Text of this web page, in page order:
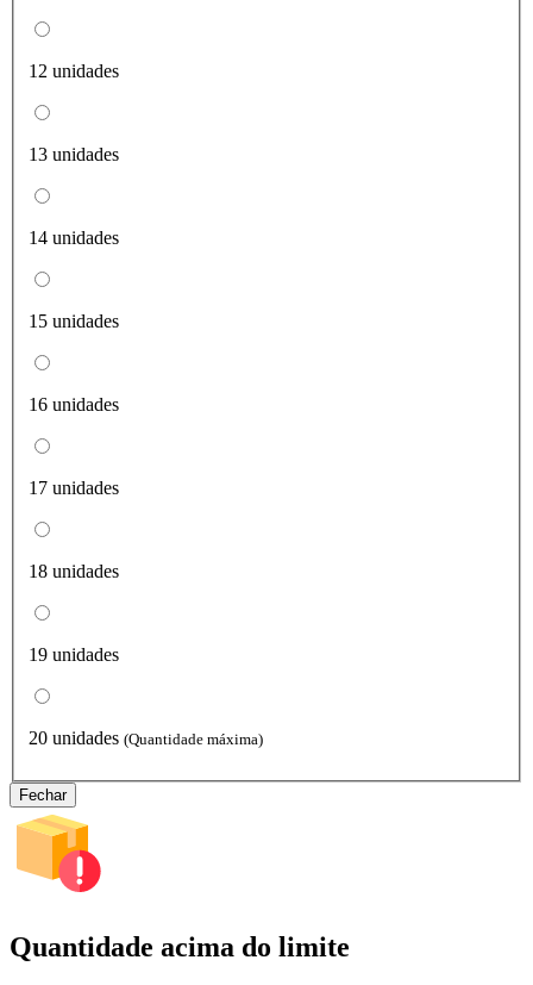
12 unidades
13 unidades
14 unidades
15 unidades
16 unidades
17 unidades
18 unidades
19 unidades
20 unidades (Quantidade máxima)
Fechar
Quantidade acima do limite